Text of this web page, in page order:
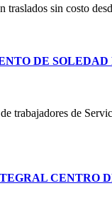
traslados sin costo
DE
trabajadores de
CENTRO